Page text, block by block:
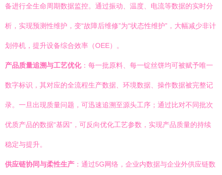
备进行全生命周期数据监控。通过振动、温度、电流等数据的实时分
析，实现预测性维护，变“故障后维修”为“状态性维护”，大幅减少非计
划停机，提升设备综合效率（OEE）。
产品质量追溯与工艺优化：每一批原料、每一锭丝饼均可被赋予唯一
数字标识，其对应的全流程生产数据、环境数据、操作数据被完整记
录。一旦出现质量问题，可迅速追溯至源头工序；通过比对不同批次
优质产品的数据“基因”，可反向优化工艺参数，实现产品质量的持续
稳定与提升。
供应链协同与柔性生产 ：通过5G网络，企业内数据与企业外供应链数